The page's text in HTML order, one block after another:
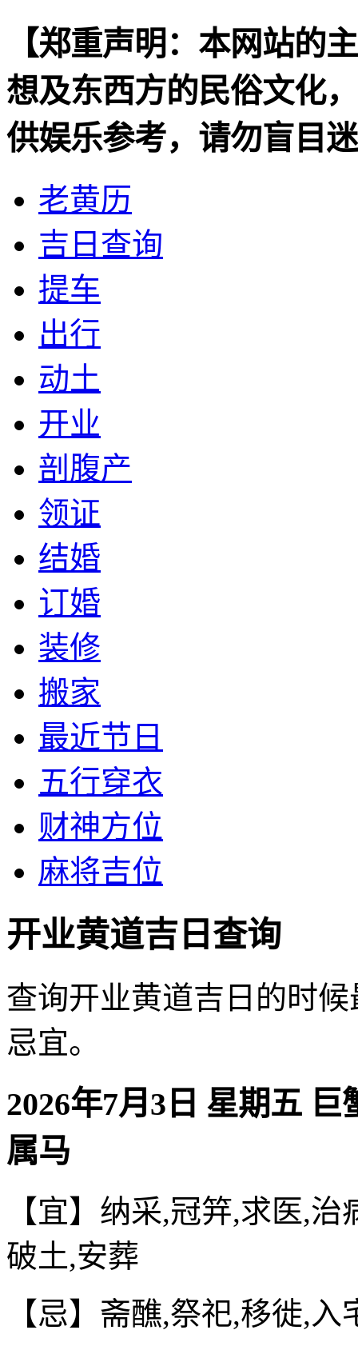
【郑重声明：本网站的
想及东西方的民俗文化
供娱乐参考，请勿盲目
老黄历
吉日查询
提车
出行
动土
开业
剖腹产
领证
结婚
订婚
装修
搬家
最近节日
五行穿衣
财神方位
麻将吉位
开业黄道吉日查询
查询开业黄道吉日的时
忌宜。
2026年7月3日 星期五 巨
属马
【宜】纳采,冠笄,求医,治
破土,安葬
【忌】斋醮,祭祀,移徙,入